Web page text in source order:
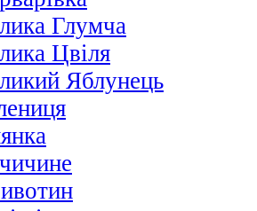
Глумча
Цвіля
Яблунець